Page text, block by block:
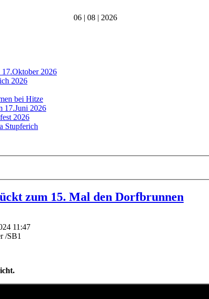
06 | 08 | 2026
17.Oktober 2026
2026
bei Hitze
17.Juni 2026
2026
Stupferich
zum 15. Mal den Dorfbrunnen
11:47
/SB1